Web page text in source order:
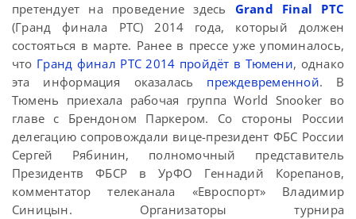
претендует на проведение здесь Grand Final PTC
(Гранд финала PTC) 2014 года, который должен
состояться в марте. Ранее в прессе уже упоминалось,
что Гранд финал PTC 2014 пройдёт в Тюмени, однако
эта информация оказалась преждевременной. В
Тюмень приехала рабочая группа World Snooker во
главе с Брендоном Паркером. Со стороны России
делегацию сопровождали вице-президент ФБС России
Сергей Рябинин, полномочный представитель
Президентв ФБСР в УрФО Геннадий Корепанов,
комментатор телеканала «Евроспорт» Владимир
Синицын. Организаторы турнира